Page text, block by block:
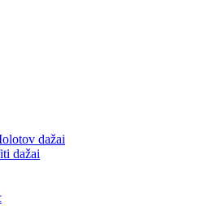
dažai
dažai